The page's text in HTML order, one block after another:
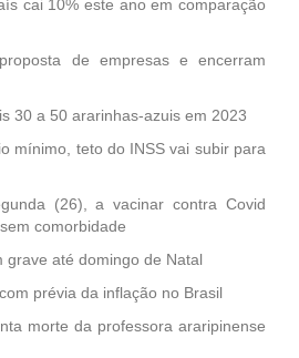
cai 10% este ano em comparação
de empresas e encerram
30 a 50 ararinhas-azuis em 2023
mínimo, teto do INSS vai subir para
(26), a vacinar contra Covid
comorbidade
grave até domingo de Natal
prévia da inflação no Brasil
morte da professora araripinense